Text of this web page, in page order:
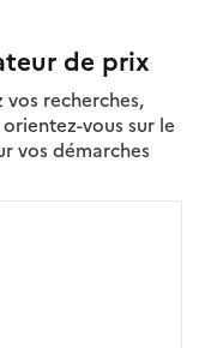
de prix
vos recherches,
vous sur le
vos démarches